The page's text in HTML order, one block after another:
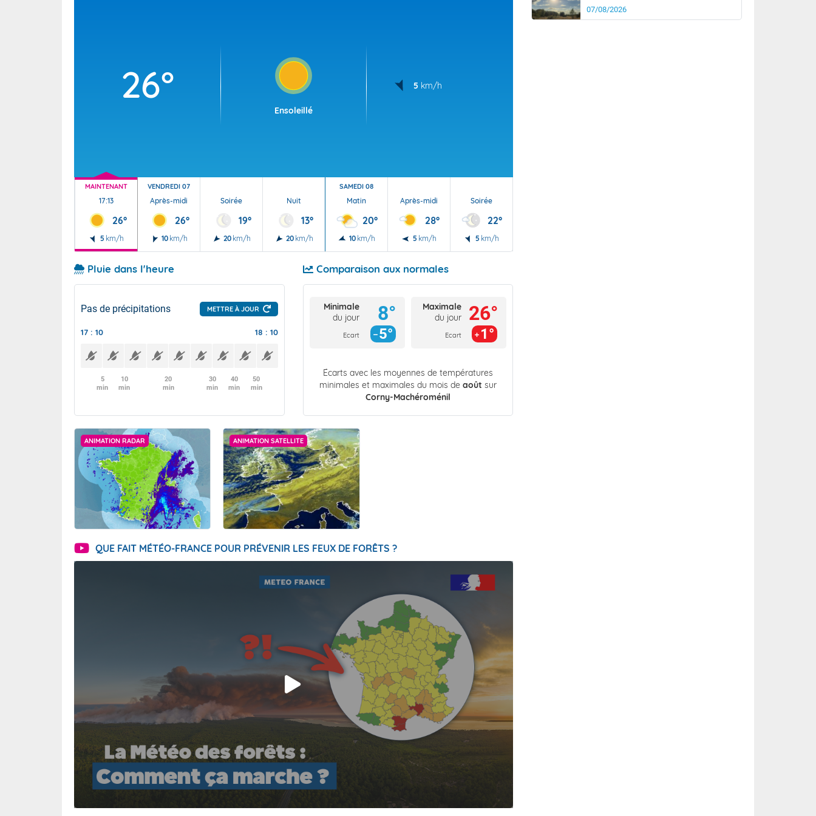
26°
Ensoleillé
5 km/h
MAINTENANT
17:13
26°
5 km/h
VENDREDI 07
Après-midi
26°
10 km/h
Soirée
19°
20 km/h
Nuit
13°
20 km/h
SAMEDI 08
Matin
20°
10 km/h
Après-midi
28°
5 km/h
Soirée
22°
5 km/h
Pluie dans l'heure
Pas de précipitations METTRE À JOUR
17 : 10 18 : 10
5
min
10
min
20
min
30
min
40
min
50
min
Comparaison aux normales
Minimale
du jour
Ecart
8°
5°
Maximale
du jour
Ecart
26°
1°
Écarts avec les moyennes de températures
minimales et maximales du mois de août sur
Corny-Machéroménil
ANIMATION RADAR ANIMATION SATELLITE
QUE FAIT MÉTÉO-FRANCE POUR PRÉVENIR LES FEUX DE FORÊTS ?
07/08/2026